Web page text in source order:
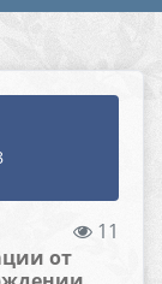
11
от